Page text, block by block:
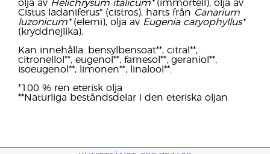
olja av Helichrysum italicum*(immortell), olja av
Cistus ladaniferus* (cistros), harts från Canarium
luzonicum*(elemi), olja av Eugenia caryophyllus*
(kryddnejlika).
Kan innehålla: bensylbensoat**, citral**,
citronellol**, eugenol**, farnesol**, geraniol**,
isoeugenol**, limonen**, linalool**.
*100 % ren eterisk olja
**Naturliga beståndsdelar i den eteriska oljan